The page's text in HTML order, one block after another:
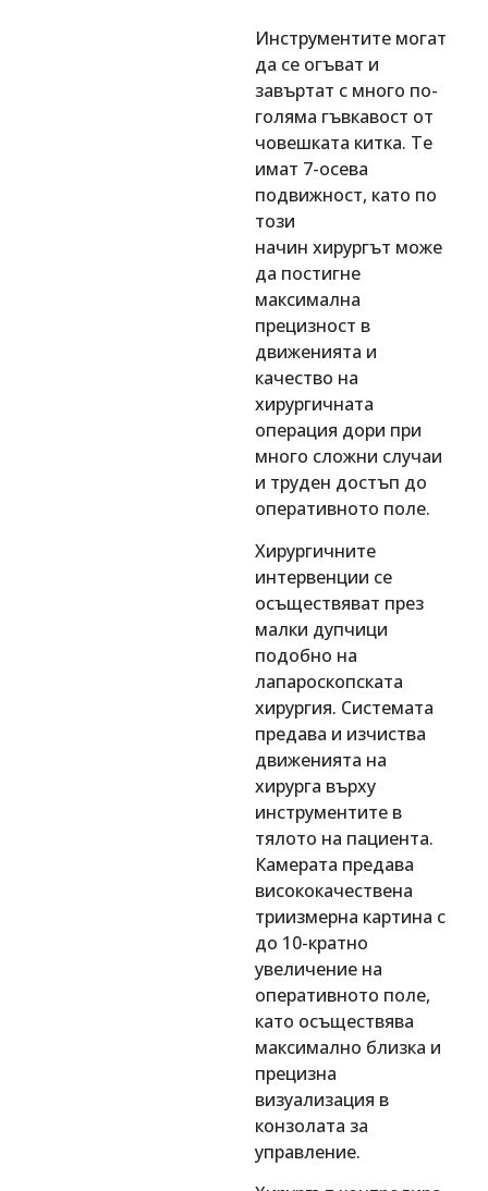
Инструментите могат
да се огъват и
завъртат с много по-
голяма гъвкавост от
човешката китка. Те
имат 7-осева
подвижност, като по
този
начин хирургът може
да постигне
максимална
прецизност в
движенията и
качество на
хирургичната
операция дори при
много сложни случаи
и труден достъп до
оперативното поле.
Хирургичните
интервенции се
осъществяват през
малки дупчици
подобно на
лапароскопската
хирургия. Системата
предава и изчиства
движенията на
хирурга върху
инструментите в
тялото на пациента.
Камерата предава
висококачествена
триизмерна картина с
до 10-кратно
увеличение на
оперативното поле,
като осъществява
максимално близка и
прецизна
визуализация в
конзолата за
управление.